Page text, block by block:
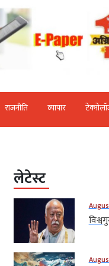
राजनीति व्‍यापार
लेटेस्ट